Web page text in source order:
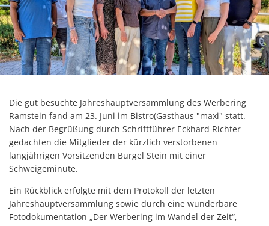
Die gut besuchte Jahreshauptversammlung des Werbering
Ramstein fand am 23. Juni im Bistro(Gasthaus "maxi" statt.
Nach der Begrüßung durch Schriftführer Eckhard Richter
gedachten die Mitglieder der kürzlich verstorbenen
langjährigen Vorsitzenden Burgel Stein mit einer
Schweigeminute.
Ein Rückblick erfolgte mit dem Protokoll der letzten
Jahreshauptversammlung sowie durch eine wunderbare
Fotodokumentation „Der Werbering im Wandel der Zeit“,